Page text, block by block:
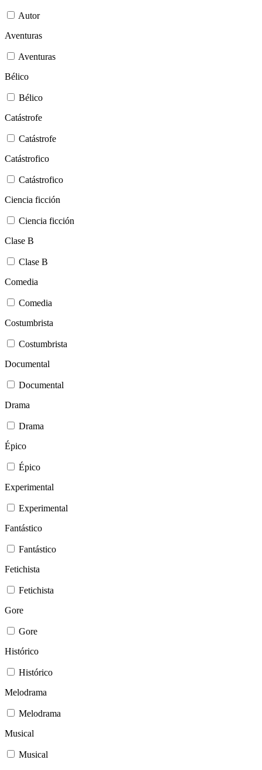
Autor
Aventuras
Aventuras
Bélico
Bélico
Catástrofe
Catástrofe
Catástrofico
Catástrofico
Ciencia ficción
Ciencia ficción
Clase B
Clase B
Comedia
Comedia
Costumbrista
Costumbrista
Documental
Documental
Drama
Drama
Épico
Épico
Experimental
Experimental
Fantástico
Fantástico
Fetichista
Fetichista
Gore
Gore
Histórico
Histórico
Melodrama
Melodrama
Musical
Musical